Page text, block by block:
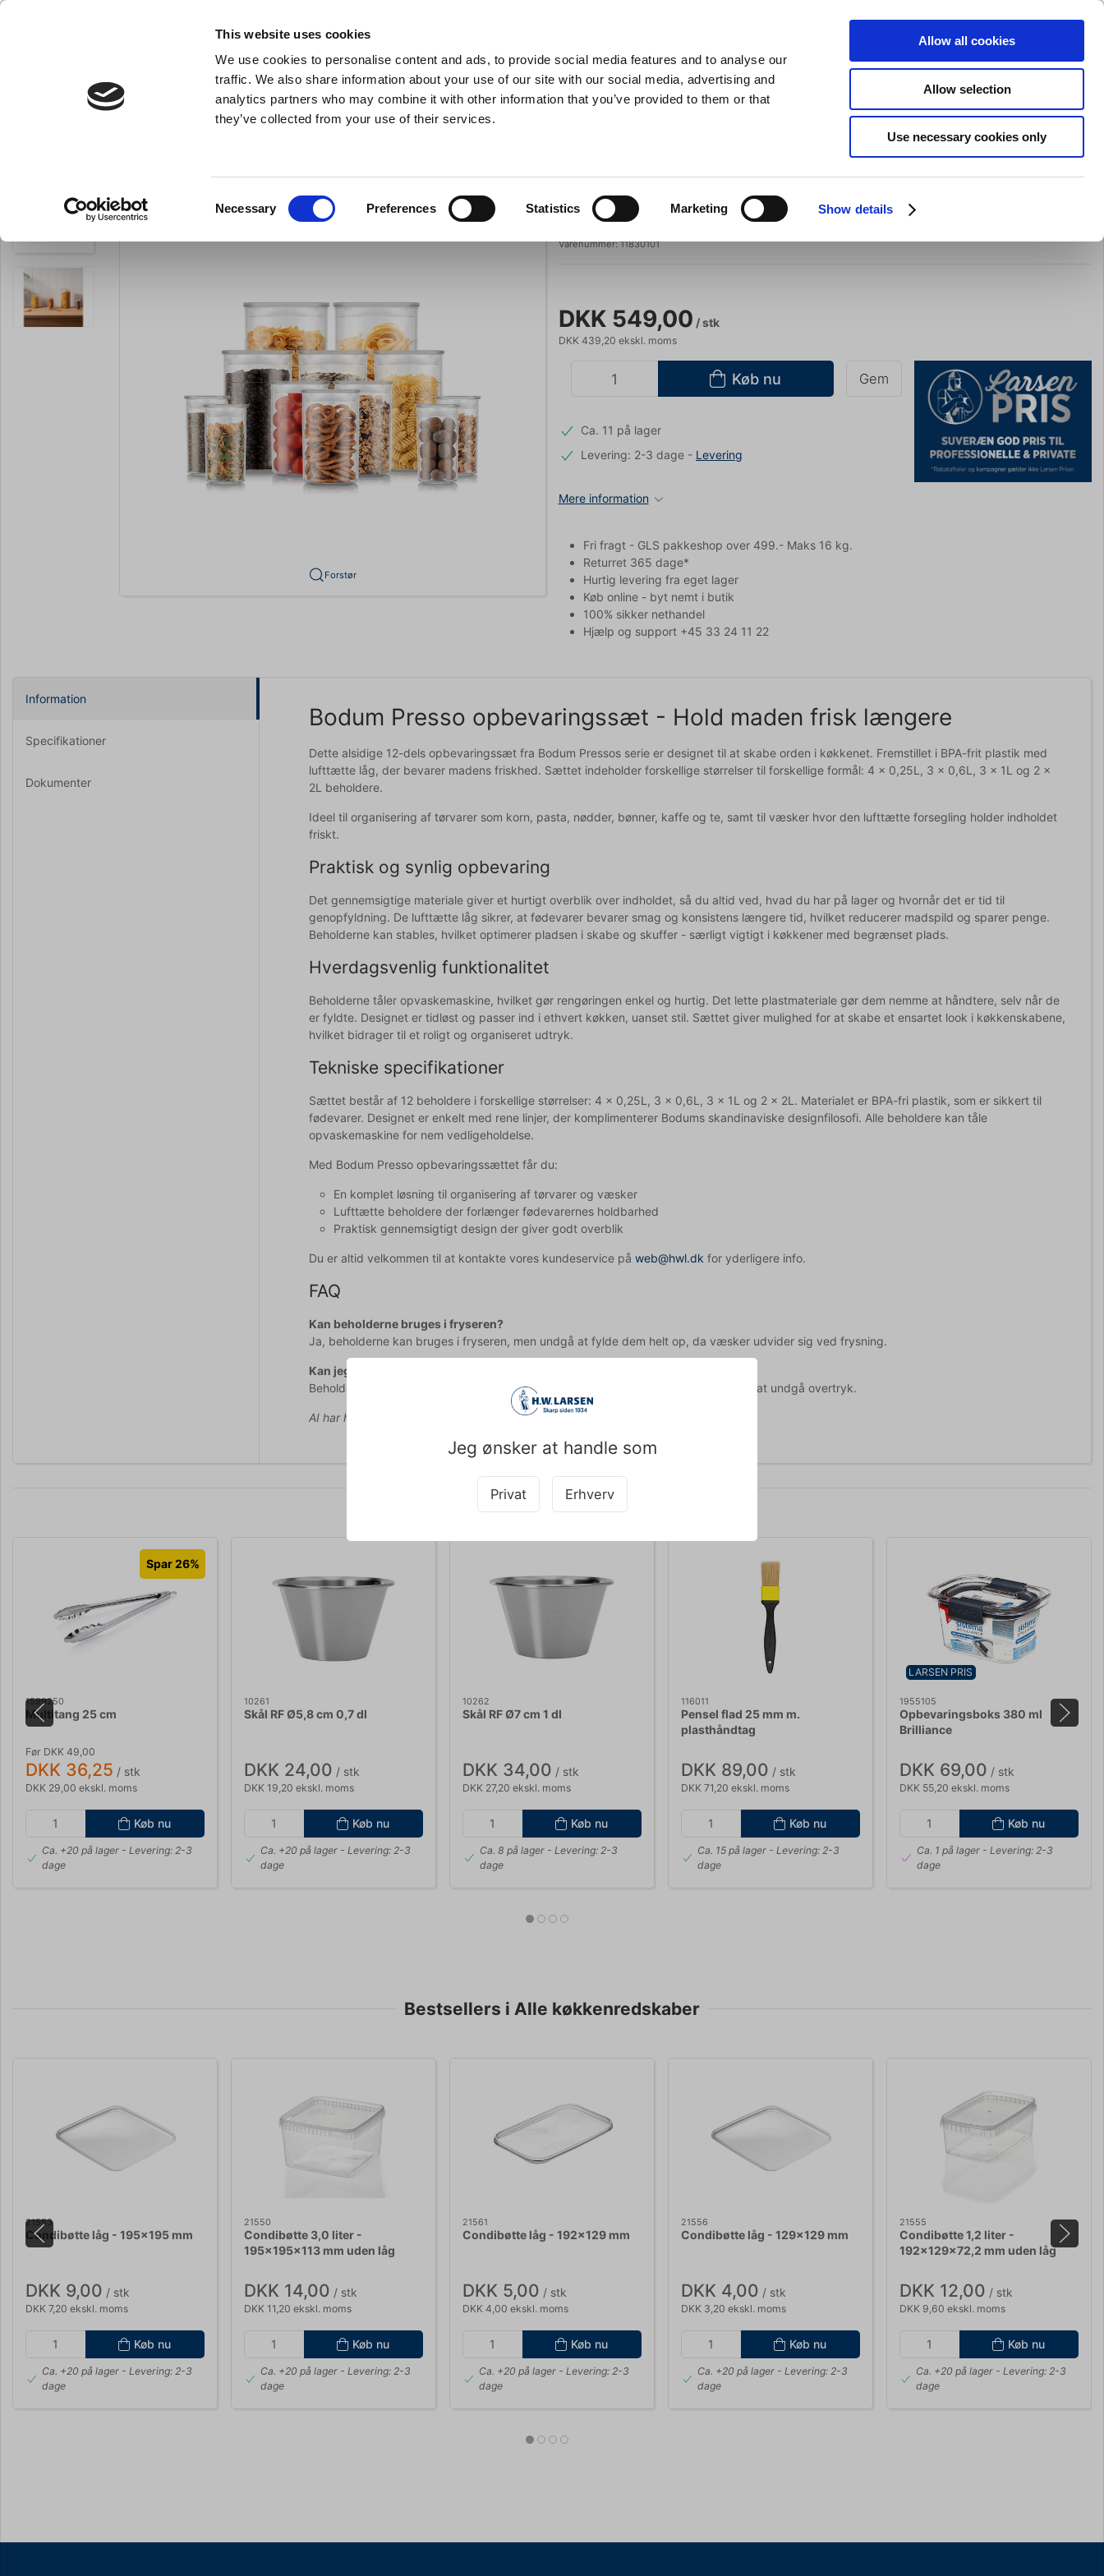
This website uses cookies
We use cookies to personalise content and ads, to provide social media features and to analyse our
traffic. We also share information about your use of our site with our social media, advertising and
analytics partners who may combine it with other information that you’ve provided to them or that
they’ve collected from your use of their services.
Necessary Preferences Statistics Marketing Show details
Allow all cookies
Allow selection
Use necessary cookies only
- Køkkenudstyr til professionelle og entusiaster Søg Indkøbskurv (0)
Køkkenredskaber Gryder & Pander Grill Barudstyr Tilbud Brands Slibning
Jeg ønsker at handle som
Privat Erhverv
LARSEN PRIS
Forstør
Bodum
Opbevaringssæt 12 stk Gennemsigtig Bodum
Varenummer:11830101
DKK 549,00 / stk
DKK 439,20 ekskl. moms
Køb nu Gem
Ca. 11 på lager
Levering: 2-3 dage - Levering
Mere information
Fri fragt - GLS pakkeshop over 499.- Maks 16 kg.
Returret 365 dage*
Hurtig levering fra eget lager
Køb online - byt nemt i butik
100% sikker nethandel
Hjælp og support +45 33 24 11 22
Information
Specifikationer
Dokumenter
Bodum Presso opbevaringssæt - Hold maden frisk længere
Dette alsidige 12-dels opbevaringssæt fra Bodum Pressos serie er designet til at skabe orden i køkkenet. Fremstillet i BPA-frit plastik med
lufttætte låg, der bevarer madens friskhed. Sættet indeholder forskellige størrelser til forskellige formål: 4 x 0,25L, 3 x 0,6L, 3 x 1L og 2 x
2L beholdere.
Ideel til organisering af tørvarer som korn, pasta, nødder, bønner, kaffe og te, samt til væsker hvor den lufttætte forsegling holder indholdet
friskt.
Praktisk og synlig opbevaring
Det gennemsigtige materiale giver et hurtigt overblik over indholdet, så du altid ved, hvad du har på lager og hvornår det er tid til
genopfyldning. De lufttætte låg sikrer, at fødevarer bevarer smag og konsistens længere tid, hvilket reducerer madspild og sparer penge.
Beholderne kan stables, hvilket optimerer pladsen i skabe og skuffer - særligt vigtigt i køkkener med begrænset plads.
Hverdagsvenlig funktionalitet
Beholderne tåler opvaskemaskine, hvilket gør rengøringen enkel og hurtig. Det lette plastmateriale gør dem nemme at håndtere, selv når de
er fyldte. Designet er tidløst og passer ind i ethvert køkken, uanset stil. Sættet giver mulighed for at skabe et ensartet look i køkkenskabene,
hvilket bidrager til et roligt og organiseret udtryk.
Tekniske specifikationer
Sættet består af 12 beholdere i forskellige størrelser: 4 x 0,25L, 3 x 0,6L, 3 x 1L og 2 x 2L. Materialet er BPA-fri plastik, som er sikkert til
fødevarer. Designet er enkelt med rene linjer, der komplimenterer Bodums skandinaviske designfilosofi. Alle beholdere kan tåle
opvaskemaskine for nem vedligeholdelse.
Med Bodum Presso opbevaringssættet får du:
En komplet løsning til organisering af tørvarer og væsker
Lufttætte beholdere der forlænger fødevarernes holdbarhed
Praktisk gennemsigtigt design der giver godt overblik
Du er altid velkommen til at kontakte vores kundeservice på web@hwl.dk for yderligere info.
FAQ
Kan beholderne bruges i fryseren?
Ja, beholderne kan bruges i fryseren, men undgå at fylde dem helt op, da væsker udvider sig ved frysning.
Kan jeg bruge beholderne i mikrobølgeovnen?
Beholderne kan bruges i mikrobølgeovn, men det anbefales at fjerne låget først for at undgå overtryk.
AI har hjulpet med teksten og derfor tages der forbehold for fejl.
Købt sammen med
Spar 26%
1599250
Multitang 25 cm
Før DKK 49,00
DKK 36,25 / stk
DKK 29,00 ekskl. moms
Køb nu
Ca. +20 på lager- Levering: 2-3
dage
10261
Skål RF Ø5,8 cm 0,7 dl
DKK 24,00 / stk
DKK 19,20 ekskl. moms
Køb nu
Ca. +20 på lager- Levering: 2-3
dage
10262
Skål RF Ø7 cm 1 dl
DKK 34,00 / stk
DKK 27,20 ekskl. moms
Køb nu
Ca. 8 på lager- Levering: 2-3
dage
116011
Pensel flad 25 mm m.
plasthåndtag
DKK 89,00 / stk
DKK 71,20 ekskl. moms
Køb nu
Ca. 15 på lager - Levering: 2-3
dage
LARSEN PRIS
1955105
Opbevaringsboks 380 ml
Brilliance
DKK 69,00 / stk
DKK 55,20 ekskl. moms
Køb nu
Ca. 1 på lager- Levering: 2-3
dage
Bestsellers i Alle køkkenredskaber
21553
Condibøtte låg - 195x195 mm
DKK 9,00 / stk
DKK 7,20 ekskl. moms
Køb nu
Ca. +20 på lager- Levering: 2-3
dage
21550
Condibøtte 3,0 liter -
195x195x113 mm uden låg
DKK 14,00 / stk
DKK 11,20 ekskl. moms
Køb nu
Ca. +20 på lager- Levering: 2-3
dage
21561
Condibøtte låg - 192x129 mm
DKK 5,00 / stk
DKK 4,00 ekskl. moms
Køb nu
Ca. +20 på lager- Levering: 2-3
dage
21556
Condibøtte låg - 129x129 mm
DKK 4,00 / stk
DKK 3,20 ekskl. moms
Køb nu
Ca. +20 på lager- Levering: 2-3
dage
21555
Condibøtte 1,2 liter -
192x129x72,2 mm uden låg
DKK 12,00 / stk
DKK 9,60 ekskl. moms
Køb nu
Ca. +20 på lager- Levering: 2-3
dage